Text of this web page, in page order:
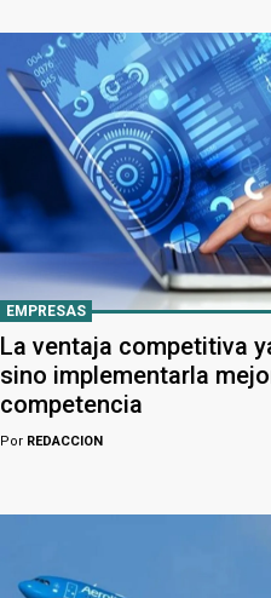
EMPRESAS
La ventaja competitiva
sino implementarla
competencia
Por REDACCION